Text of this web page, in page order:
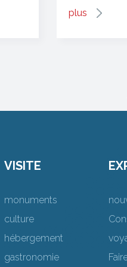
plus
VISITE
monuments
culture
hébergement
gastronomie